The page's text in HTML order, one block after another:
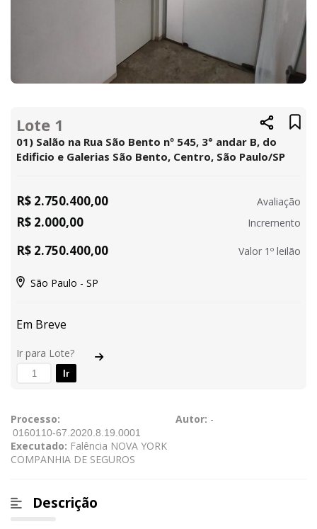
Processo: Autor: -
Executado: Falência NOVA YORK
COMPANHIA DE SEGUROS
Descrição
Lote 1
01) Salão na Rua São Bento nº 545, 3° andar B, do
Edificio e Galerias São Bento, Centro, São Paulo/SP
R$ 2.750.400,00 Avaliação
R$ 2.000,00 Incremento
R$ 2.750.400,00 Valor 1º leilão
São Paulo - SP
Em Breve
Ir para Lote?
Ir